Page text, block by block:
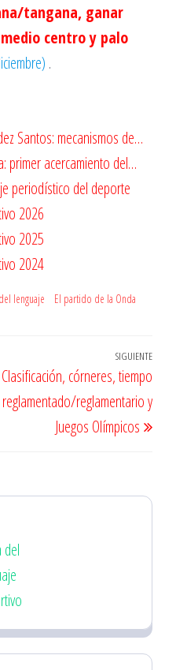
tangana, ganar
centro y palo
.
Santos: mecanismos de…
primer acercamiento del…
periodístico del deporte
2026
2025
2024
lenguaje
El partido de la Onda
SIGUIENTE
Clasificación, córneres, tiempo
reglamentado/reglamentario y
Juegos Olímpicos
del